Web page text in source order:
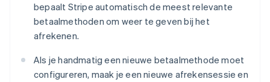
bepaalt Stripe automatisch de meest relevante
betaalmethoden om weer te geven bij het
afrekenen.
Als je handmatig een nieuwe betaalmethode moet
configureren, maak je een nieuwe afrekensessie en